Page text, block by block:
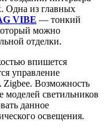
Одна из главных
VIBE — тонкий
можно
отделки.
впишется
управление
Возможность
моделей светильников
данное
освещения.